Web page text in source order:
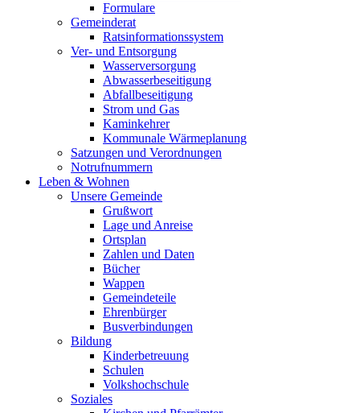
Formulare
Gemeinderat
Ratsinformationssystem
Ver- und Entsorgung
Wasserversorgung
Abwasserbeseitigung
Abfallbeseitigung
Strom und Gas
Kaminkehrer
Kommunale Wärmeplanung
Satzungen und Verordnungen
Notrufnummern
Leben & Wohnen
Unsere Gemeinde
Grußwort
Lage und Anreise
Ortsplan
Zahlen und Daten
Bücher
Wappen
Gemeindeteile
Ehrenbürger
Busverbindungen
Bildung
Kinderbetreuung
Schulen
Volkshochschule
Soziales